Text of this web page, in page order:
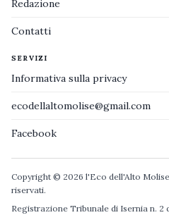
Redazione
Contatti
SERVIZI
Informativa sulla privacy
ecodellaltomolise@gmail.com
Facebook
Copyright © 2026 l'Eco dell'Alto
riservati.
Registrazione Tribunale di Isernia n. 2